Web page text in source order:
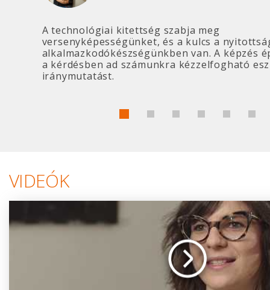
A technológiai kitettség szabja meg
versenyképességünket, és a kulcs a
alkalmazkodókészségünkben van. A képzés
a kérdésben ad számunkra kézzelfogható
iránymutatást.
VIDEÓK